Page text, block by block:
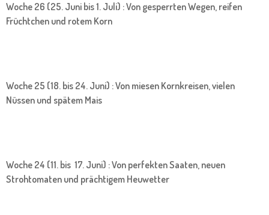
Woche 26 (25. Juni bis 1. Juli) : Von gesperrten Wegen, reifen
Früchtchen und rotem Korn
Woche 25 (18. bis 24. Juni) : Von miesen Kornkreisen, vielen
Nüssen und spätem Mais
Woche 24 (11. bis 17. Juni) : Von perfekten Saaten, neuen
Strohtomaten und prächtigem Heuwetter